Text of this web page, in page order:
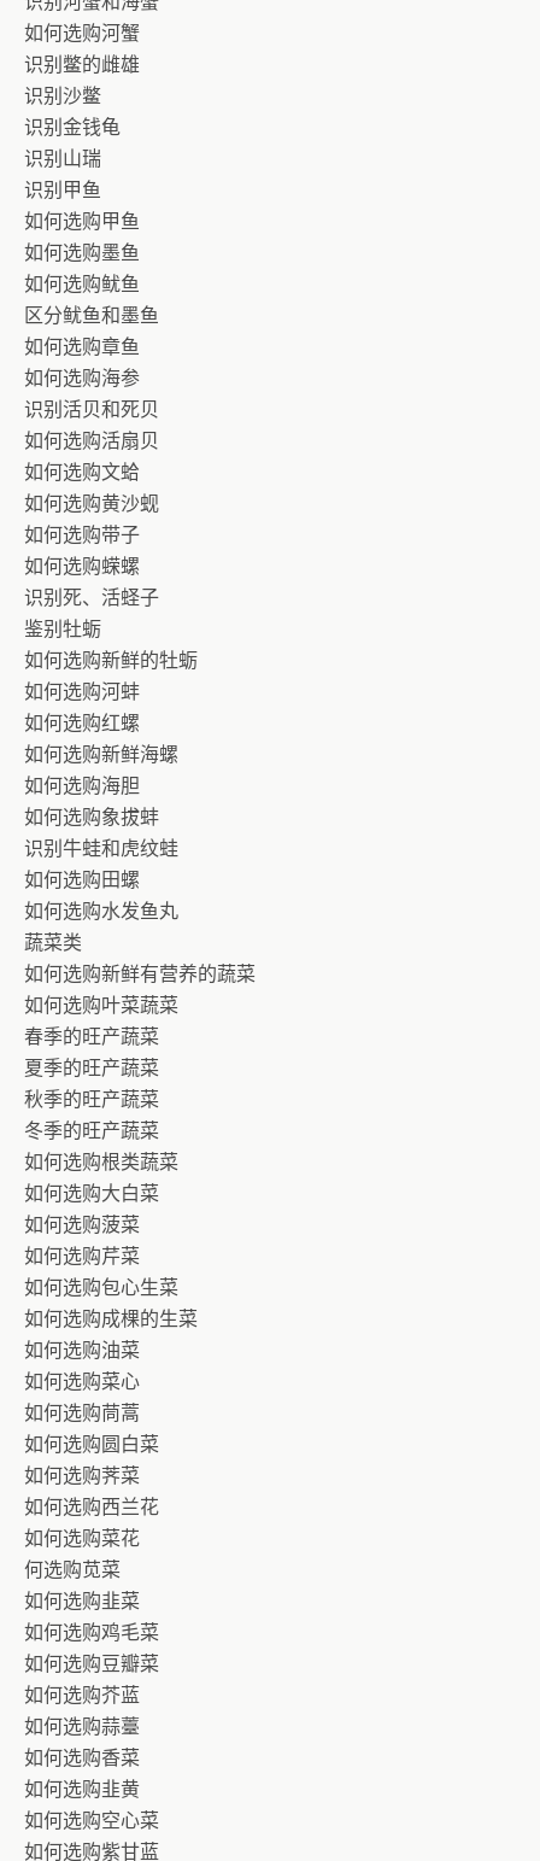
如何选购河蟹
识别鳖的雌雄
识别沙鳖
识别金钱龟
识别山瑞
识别甲鱼
如何选购甲鱼
如何选购墨鱼
如何选购鱿鱼
区分鱿鱼和墨鱼
如何选购章鱼
如何选购海参
识别活贝和死贝
如何选购活扇贝
如何选购文蛤
如何选购黄沙蚬
如何选购带子
如何选购蝾螺
识别死、活蛏子
鉴别牡蛎
如何选购新鲜的牡蛎
如何选购河蚌
如何选购红螺
如何选购新鲜海螺
如何选购海胆
如何选购象拔蚌
识别牛蛙和虎纹蛙
如何选购田螺
如何选购水发鱼丸
蔬菜类
如何选购新鲜有营养的蔬菜
如何选购叶菜蔬菜
春季的旺产蔬菜
夏季的旺产蔬菜
秋季的旺产蔬菜
冬季的旺产蔬菜
如何选购根类蔬菜
如何选购大白菜
如何选购菠菜
如何选购芹菜
如何选购包心生菜
如何选购成棵的生菜
如何选购油菜
如何选购菜心
如何选购茼蒿
如何选购圆白菜
如何选购荠菜
如何选购西兰花
如何选购菜花
何选购苋菜
如何选购韭菜
如何选购鸡毛菜
如何选购豆瓣菜
如何选购芥蓝
如何选购蒜薹
如何选购香菜
如何选购韭黄
如何选购空心菜
如何选购紫甘蓝